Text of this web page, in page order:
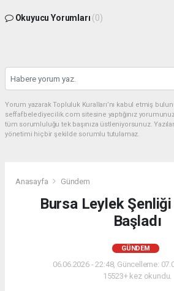
Okuyucu Yorumları (0)
Yorum yazarak Topluluk Kuralları’nı kabul etmiş
seffafbelediyecilik.com sitesine yaptığınız
tüm sorumluluğu tek başınıza üstleniyorsunuz.
yönetimi hiçbir şekilde sorumlu tutulamaz.
Anasayfa Gündem
Bursa Leylek
Başladı
GÜNDEM
06.06.2026 - 22:48, Güncelleme:
15523+ kez okundu.